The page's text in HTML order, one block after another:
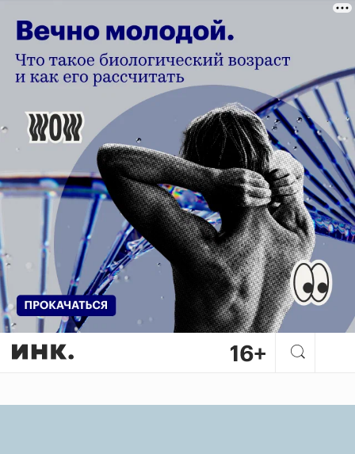
Высыпаться без таблеток: